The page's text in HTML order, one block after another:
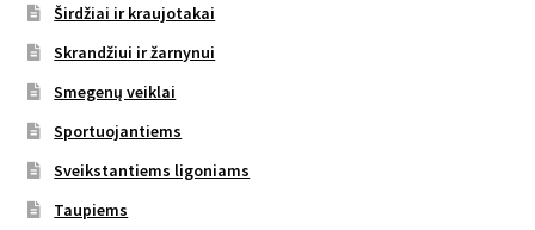
Širdžiai ir kraujotakai
Skrandžiui ir žarnynui
Smegenų veiklai
Sportuojantiems
Sveikstantiems ligoniams
Taupiems